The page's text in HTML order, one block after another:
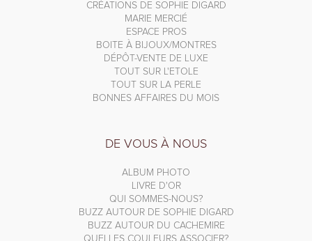
CRÉATIONS DE SOPHIE DIGARD
MARIE MERCIÉ
ESPACE PROS
BOITE À BIJOUX/MONTRES
DÉPÔT-VENTE DE LUXE
TOUT SUR L'ETOLE
TOUT SUR LA PERLE
BONNES AFFAIRES DU MOIS
DE VOUS À NOUS
ALBUM PHOTO
LIVRE D'OR
QUI SOMMES-NOUS?
BUZZ AUTOUR DE SOPHIE DIGARD
BUZZ AUTOUR DU CACHEMIRE
QUELLES COULEURS ASSOCIER?